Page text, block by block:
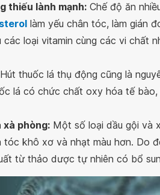
thiếu lành mạnh: Chế độ ăn
làm yếu chân tóc, làm gián
các loại vitamin cùng các vi chất
Hút thuốc lá thụ động cũng là
lá có chức chất oxy hóa tế bào,
xà phòng: Một số loại dầu gội và
tóc khô xơ và nhạt màu hơn. Do
từ thảo dược tự nhiên có bổ